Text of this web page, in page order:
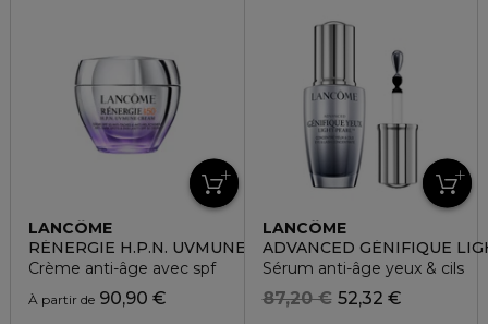
LANCÔME
RÉNERGIE H.P.N. UVMUNE
Crème anti-âge avec spf
À partir de 90,90 €
LANCÔME
ADVANCED GÉNIFIQUE
Sérum anti-âge yeux & cils
52,32 €
87,20 €